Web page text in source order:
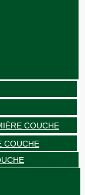
COUCHE
COUCHE